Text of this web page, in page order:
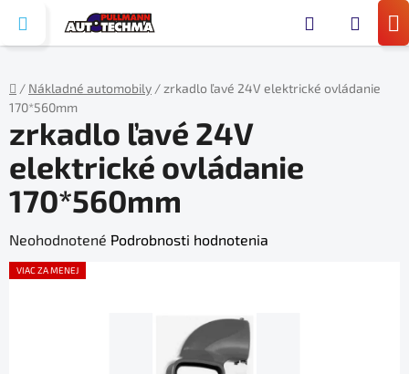
obsah
Domov
/ Nákladné automobily /zrkadlo ľavé 24V elektrické ovládanie
170*560mm
zrkadlo ľavé 24V
elektrické ovládanie
170*560mm
Priemerné
hodnotenie
Neohodnotené Podrobnosti hodnotenia
VIAC ZA MENEJ